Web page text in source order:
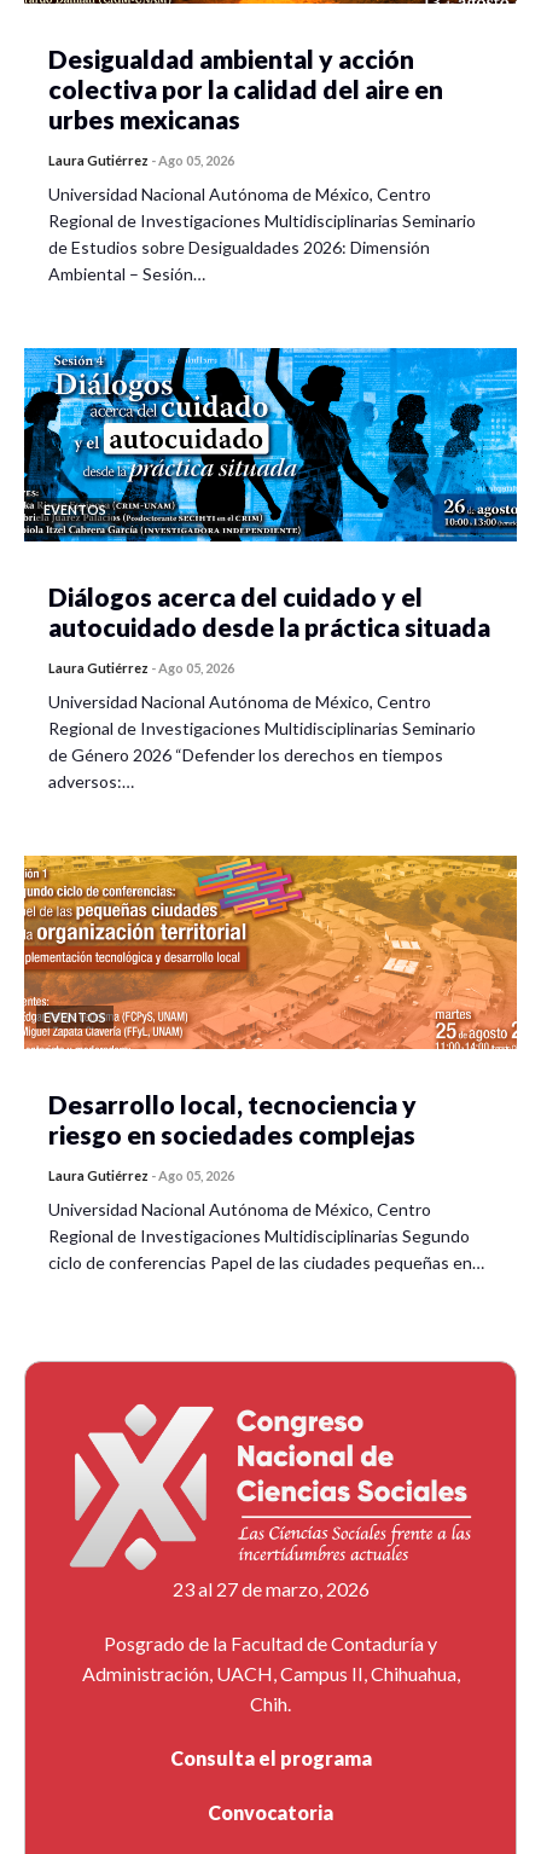
Desigualdad ambiental y acción
colectiva por la calidad del aire en
urbes mexicanas
Laura Gutiérrez -Ago 05, 2026
Universidad Nacional Autónoma de México, Centro
Regional de Investigaciones Multidisciplinarias Seminario
de Estudios sobre Desigualdades 2026: Dimensión
Ambiental – Sesión…
EVENTOS
Diálogos acerca del cuidado y el
autocuidado desde la práctica situada
Laura Gutiérrez -Ago 05, 2026
Universidad Nacional Autónoma de México, Centro
Regional de Investigaciones Multidisciplinarias Seminario
de Género 2026 “Defender los derechos en tiempos
adversos:…
EVENTOS
Desarrollo local, tecnociencia y
riesgo en sociedades complejas
Laura Gutiérrez -Ago 05, 2026
Universidad Nacional Autónoma de México, Centro
Regional de Investigaciones Multidisciplinarias Segundo
ciclo de conferencias Papel de las ciudades pequeñas en…
23 al 27 de marzo, 2026
Posgrado de la Facultad de Contaduría y
Administración, UACH, Campus II, Chihuahua,
Chih.
Consulta el programa
Convocatoria